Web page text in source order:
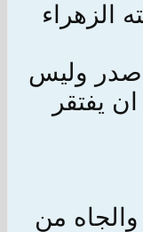
الزهراء
صدر وليس
يفتقر
والجاه من